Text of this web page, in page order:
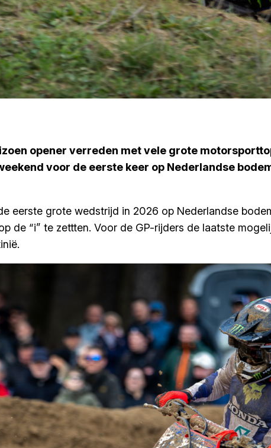
opener verreden met vele grote
voor de eerste keer op Nederlandse
eerste grote wedstrijd in 2026 op Nederlandse
de “i” te zettten. Voor de GP-rijders de laatste